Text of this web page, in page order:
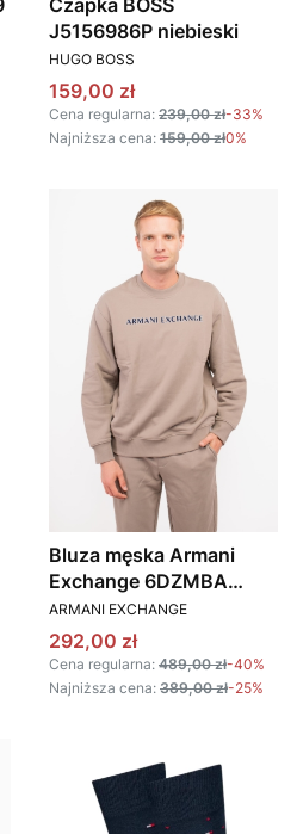
J5156986P niebieski
PRODUCENT
HUGO BOSS
Cena promocyjna
159,00 zł
Cena regularna: 239,00 zł-33%
Najniższa cena: 159,00 zł0%
Bluza męska Armani
Exchange 6DZMBA
ZJADZ brązowy
PRODUCENT
ARMANI EXCHANGE
Cena promocyjna
292,00 zł
Cena regularna: 489,00 zł-40%
Najniższa cena: 389,00 zł-25%